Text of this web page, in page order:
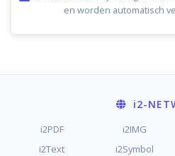
en worden automatisch
i2-
i2PDF i2IMG
i2Text
i2Symbol